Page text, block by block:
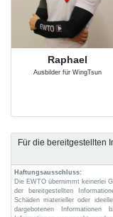
Raphael
Ausbilder für WingTsun
Für die bereitgestellten
Haftungsausschluss:
Die EWTO übernimmt keinerlei
der bereitgestellten
Schäden materieller oder
dargebotenen